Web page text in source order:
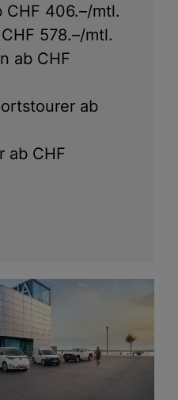
CHF 406.–/mtl.
578.–/mtl.
ab CHF
ab
ab CHF